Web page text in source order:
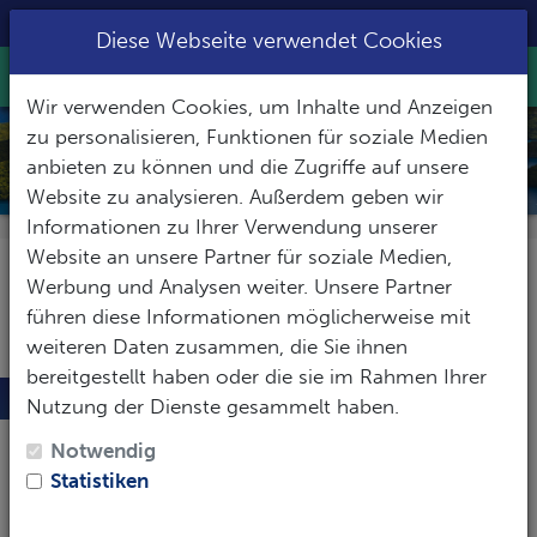
Toggle
PALAU
Nennenswertes zu Palau
Palau liegt inMikronesien
umfassenden Inselgruppe im
Diese Webseite verwendet Cookies
Wir verwenden Cookies, um Inhalte und Anzeigen
zu personalisieren, Funktionen für soziale Medien
anbieten zu können und die Zugriffe auf unsere
Website zu analysieren. Außerdem geben wir
Informationen zu Ihrer Verwendung unserer
Website an unsere Partner für soziale Medien,
Werbung und Analysen weiter. Unsere Partner
führen diese Informationen möglicherweise mit
weiteren Daten zusammen, die Sie ihnen
bereitgestellt haben oder die sie im Rahmen Ihrer
Nutzung der Dienste gesammelt haben.
Notwendig
Statistiken